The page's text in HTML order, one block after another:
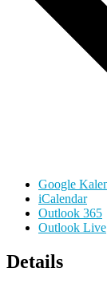
Google
iCalendar
Outlook 365
Outlook Live
Details